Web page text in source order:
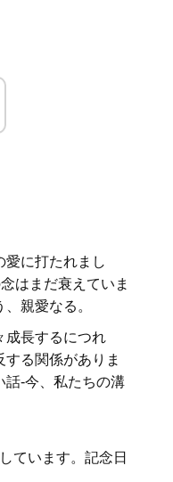
愛に打たれまし
はまだ衰えていま
親愛なる。
成長するにつれ
る関係がありま
話-今、私たちの溝
ています。記念日